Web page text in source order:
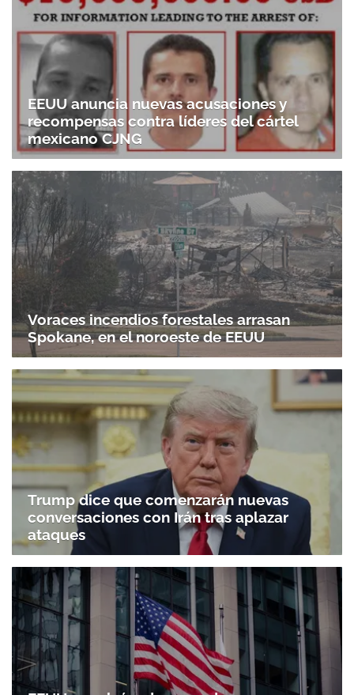
EEUU anuncia nuevas acusaciones y
recompensas contra líderes del cártel
mexicano CJNG
Voraces incendios forestales arrasan
Spokane, en el noroeste de EEUU
Trump dice que comenzarán nuevas
conversaciones con Irán tras aplazar
ataques